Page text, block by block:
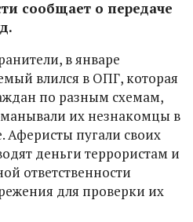
сообщает о передаче
в январе
влился в ОПГ, которая
по разным схемам,
их незнакомцы в
Аферисты пугали своих
деньги террористам и
ответственности
для проверки их